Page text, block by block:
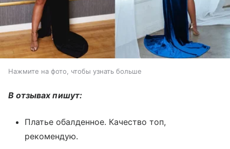
Нажмите на фото, чтобы узнать больше
В отзывах пишут:
Платье обалденное. Качество топ,
рекомендую.